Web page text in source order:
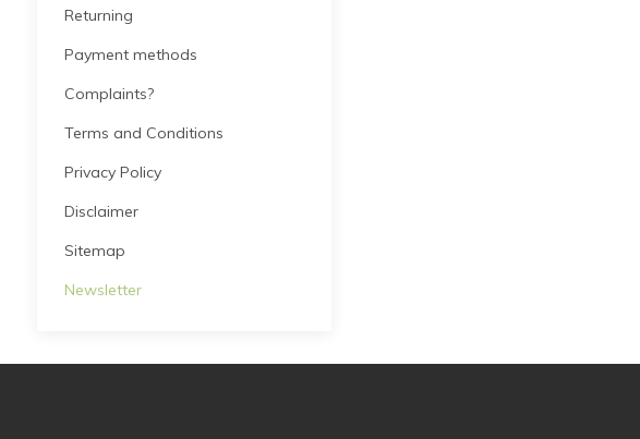
Returning
Payment methods
Complaints?
Terms and Conditions
Privacy Policy
Disclaimer
Sitemap
Newsletter